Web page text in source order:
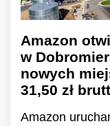
Amazon
w
nowych
31,50 zł
Amazon